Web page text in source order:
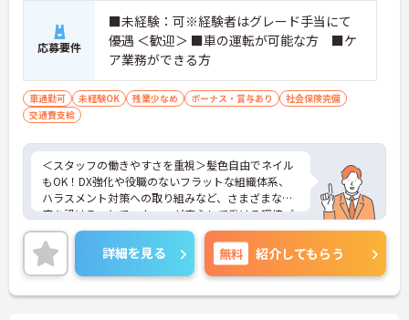
応募要件
■未経験：可※経験者はグレード手当にて
優遇 ＜歓迎＞ ■車の運転が可能な方 ■ケ
ア業務ができる方
車通勤可 未経験OK 残業少なめ ボーナス・賞与あり
社会保険完備
交通費支給
＜スタッフの働きやすさを重視＞髪色自由でネイル
もOK！DX強化や役職のないフラットな組織体系、
ハラスメント対策への取り組みなど、さまざまな制
度を設けることでスタッフが安心して働ける環境づ
くりに取り組まれています。
＜施設ケアマネとしてのやりがい＞入居者様の日常
を直接確認し、最適なケアプランを作成できます。
入居者様と常に関わることで気づきが生まれ、その
気づきからケアプランを変更することで自立支援に
詳細を見る 無料 紹介してもらう